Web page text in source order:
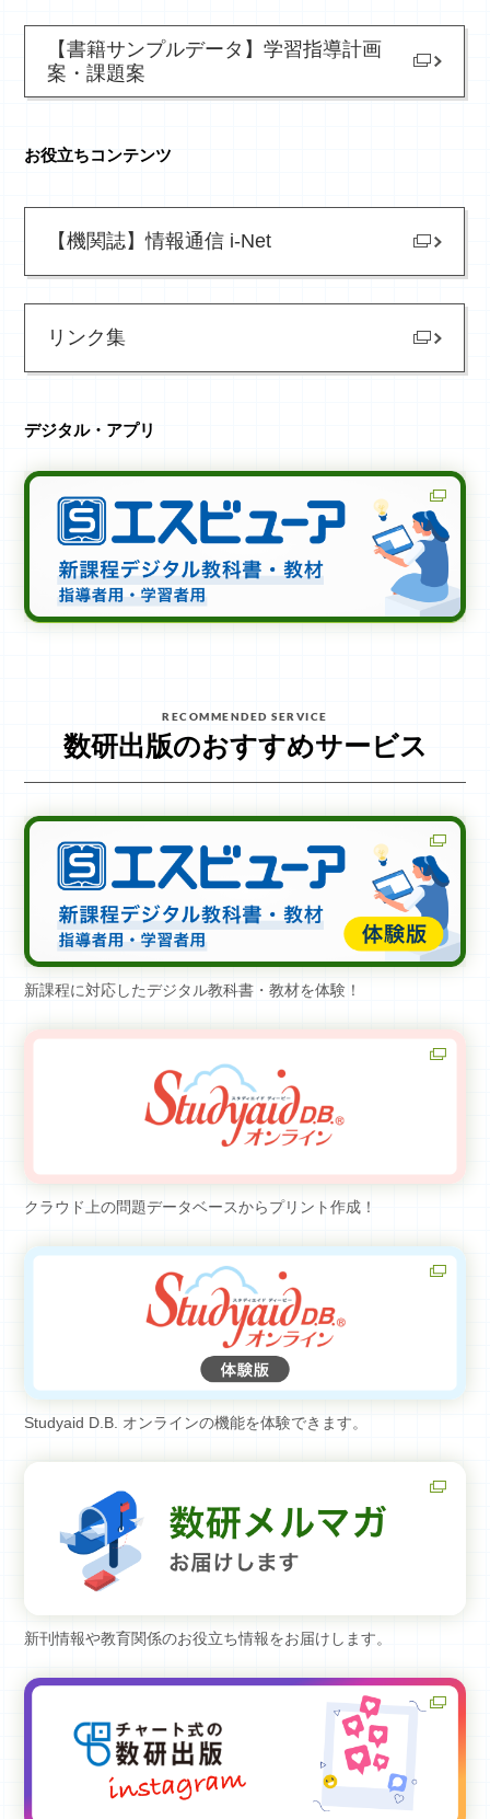
【書籍サンプルデータ】学習指導計画
案・課題案
お役立ちコンテンツ
【機関誌】情報通信 i-Net
リンク集
デジタル・アプリ
RECOMMENDED SERVICE
数研出版のおすすめサービス
新課程に対応したデジタル教科書・教材を体験！
クラウド上の問題データベースからプリント作成！
Studyaid D.B. オンラインの機能を体験できます。
新刊情報や教育関係のお役立ち情報をお届けします。